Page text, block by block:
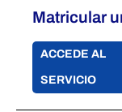
Matricular
ACCEDE AL
SERVICIO